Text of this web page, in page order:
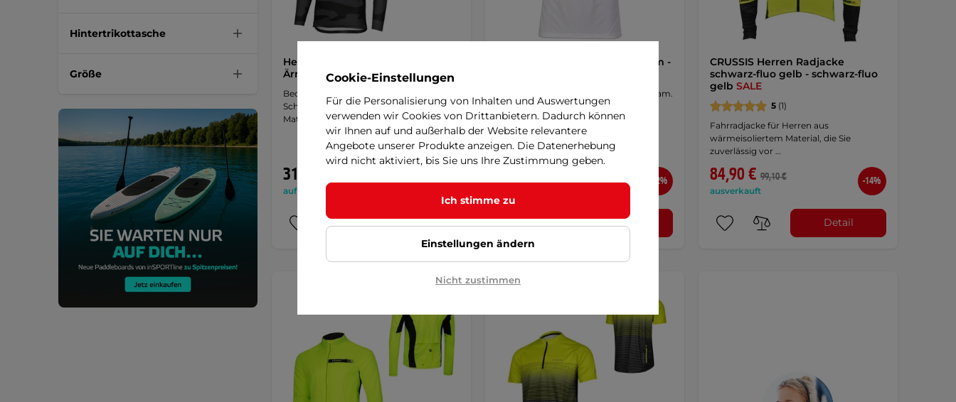
Hintertrikottasche
Größe
Herren-Radtrikot mit langen
Ärmeln Etape Rocky - schwarz/rot
Bequemer Fahrradtrikot mit lockerem
Schnitt aus funktionellem MicroCool-
Material, das …
31,90 €
auf Lager – 13.8. bei Ihnen
Detail
Radtrikot inSPORTline Pro Team -
Marken-Radtrikot inSPORTline Pro Team.
-42%
Detail
CRUSSIS Herren Radjacke
schwarz-fluo gelb - schwarz-fluo
gelb SALE
5(1)
Fahrradjacke für Herren aus
wärmeisoliertem Material, die Sie
zuverlässig vor …
84,90 € 99,10 €
ausverkauft
-14%
Detail
Cookie-Einstellungen
Für die Personalisierung von Inhalten und Auswertungen
verwenden wir Cookies von Drittanbietern. Dadurch können
wir Ihnen auf und außerhalb der Website relevantere
Angebote unserer Produkte anzeigen. Die Datenerhebung
wird nicht aktiviert, bis Sie uns Ihre Zustimmung geben.
Ich stimme zu
Einstellungen ändern
Nicht zustimmen